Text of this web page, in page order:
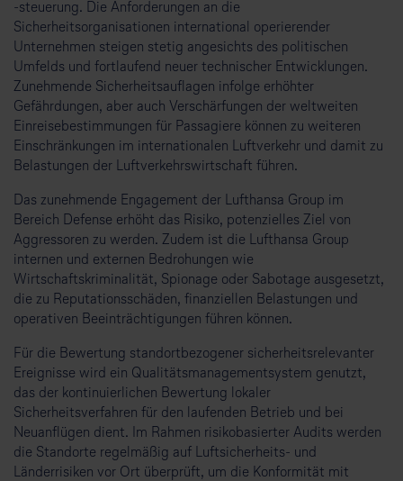
-steuerung. Die Anforderungen an die
Sicherheitsorganisationen international operierender
Unternehmen steigen stetig angesichts des politischen
Umfelds und fortlaufend neuer technischer Entwicklungen.
Zunehmende Sicherheitsauflagen infolge erhöhter
Gefährdungen, aber auch Verschärfungen der weltweiten
Einreisebestimmungen für Passagiere können zu weiteren
Einschränkungen im internationalen Luftverkehr und damit zu
Belastungen der Luftverkehrswirtschaft führen.
Das zunehmende Engagement der Lufthansa Group im
Bereich Defense erhöht das Risiko, potenzielles Ziel von
Aggressoren zu werden. Zudem ist die Lufthansa Group
internen und externen Bedrohungen wie
Wirtschaftskriminalität, Spionage oder Sabotage ausgesetzt,
die zu Reputationsschäden, finanziellen Belastungen und
operativen Beeinträchtigungen führen können.
Für die Bewertung standortbezogener sicherheitsrelevanter
Ereignisse wird ein Qualitätsmanagementsystem genutzt,
das der kontinuierlichen Bewertung lokaler
Sicherheitsverfahren für den laufenden Betrieb und bei
Neuanflügen dient. Im Rahmen risikobasierter Audits werden
die Standorte regelmäßig auf Luftsicherheits- und
Länderrisiken vor Ort überprüft, um die Konformität mit